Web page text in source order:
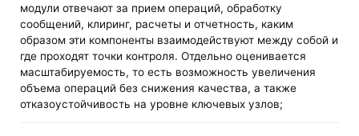
модули отвечают за прием операций, обработку
сообщений, клиринг, расчеты и отчетность, каким
образом эти компоненты взаимодействуют между собой и
где проходят точки контроля. Отдельно оценивается
масштабируемость, то есть возможность увеличения
объема операций без снижения качества, а также
отказоустойчивость на уровне ключевых узлов;